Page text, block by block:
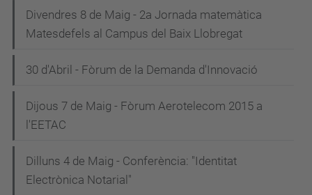
Divendres 8 de Maig - 2a Jornada matemàtica
Matesdefels al Campus del Baix Llobregat
30 d'Abril - Fòrum de la Demanda d'Innovació
Dijous 7 de Maig - Fòrum Aerotelecom 2015 a
l'EETAC
Dilluns 4 de Maig - Conferència: "Identitat
Electrònica Notarial"